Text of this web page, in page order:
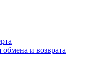
обмена и возврата